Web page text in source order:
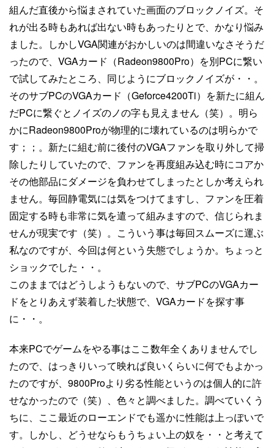
組んだ直後から悩まされていた画面のブロックノイズ。そ
れが出る時もあれば出ない時もあったりとで、かなり悩み
ました。しかしVGA関連がおかしいのは間違いなさそうだ
ったので、VGAカード（Radeon9800Pro）を別PCに繋い
で試してみたところ、同じようにブロックノイズが・・。
そのサブPCのVGAカード（Geforce4200Ti）を新たに組ん
だPCに繋ぐとノイズのノの字も見えません（笑）。明ら
かにRadeon9800Proが物理的に壊れているのは明らかで
す；；。新たに組む前に後付のVGAファンを取り外して掃
除したりしていたので、ファンを再度組み込む時にコアか
その他部品にダメージを負わせてしまったとしか考えられ
ません。毎回静電気には気をつけてますし、ファンを圧着
固定する時も非常に気を遣って組みますので、信じられま
せんが現実です（笑）。こういう事は毎回スムーズに運ぶ
私なのですが、今回は何という失態でしょうか。ちょっと
ショックでした・・。
このままではどうしようもないので、サブPCのVGAカー
ドをとりあえず装着した状態で、VGAカードを探す事
に・・。
本来PCでゲームをやる事はここ数年全くありませんでし
たので、はっきりいって映れば良いくらいに何でもよかっ
たのですが、9800Proより劣る性能というのは個人的に許
せなかったので（笑）、色々と調べました。調べていくう
ちに、ここ最近のローエンドでも遥かに性能は上っぽいで
す。しかし、どうせならもうちょい上の奴を・・と考えて